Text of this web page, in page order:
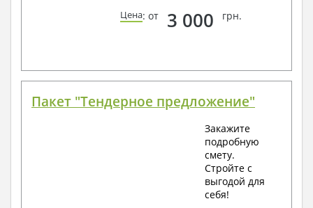
Цена: от 3 000 грн.
Пакет "Тендерное предложение"
Закажите
подробную
смету.
Стройте с
выгодой для
себя!